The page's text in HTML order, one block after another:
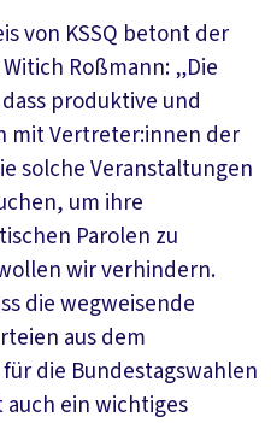
von KSSQ betont der
Roßmann: „Die
produktive und
mit Vertreter:innen der
solche Veranstaltungen
um ihre
Parolen zu
wir verhindern.
die wegweisende
aus dem
die Bundestagswahlen
ein wichtiges